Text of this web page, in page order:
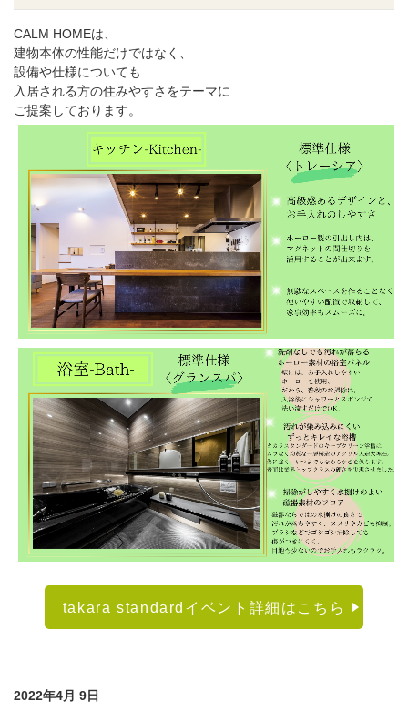
CALM HOMEは、
建物本体の性能だけではなく、
設備や仕様についても
入居される方の住みやすさをテーマに
ご提案しております。
takara standardイベント詳細はこちら
2022年4月 9日